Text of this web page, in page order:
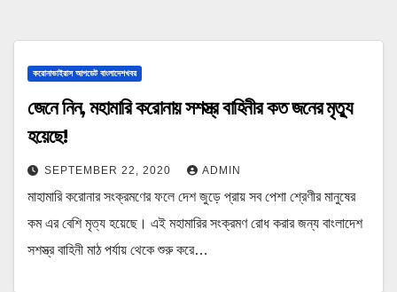
করোনাভাইরাস আপডেট বাংলাদেশখবর
জেনে নিন, মহামারি করোনায় সশস্ত্র বাহিনীর কত জনের মৃত্যু
হয়েছে!
SEPTEMBER 22, 2020 ADMIN
মাহামারি করোনার সংক্রমণের ফলে দেশ জুড়ে প্রায় সব পেশা শ্রেণীর মানুষের
কম এর বেশি মৃত্য হয়েছে। এই মহামারির সংক্রমণ রোধ করার জন্য বাংলাদেশ
সশস্ত্র বাহিনী মাঠ পর্যায় থেকে শুরু করে…